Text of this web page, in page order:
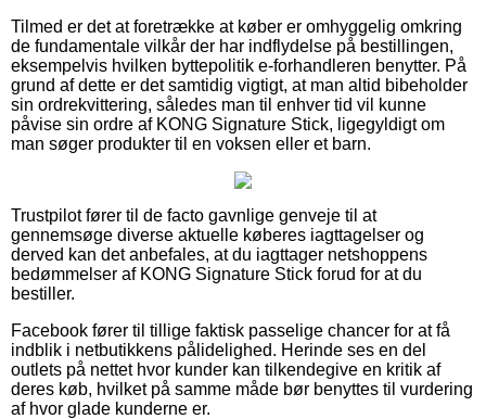
Tilmed er det at foretrække at køber er omhyggelig omkring
de fundamentale vilkår der har indflydelse på bestillingen,
eksempelvis hvilken byttepolitik e-forhandleren benytter. På
grund af dette er det samtidig vigtigt, at man altid bibeholder
sin ordrekvittering, således man til enhver tid vil kunne
påvise sin ordre af KONG Signature Stick, ligegyldigt om
man søger produkter til en voksen eller et barn.
Trustpilot fører til de facto gavnlige genveje til at
gennemsøge diverse aktuelle køberes iagttagelser og
derved kan det anbefales, at du iagttager netshoppens
bedømmelser af KONG Signature Stick forud for at du
bestiller.
Facebook fører til tillige faktisk passelige chancer for at få
indblik i netbutikkens pålidelighed. Herinde ses en del
outlets på nettet hvor kunder kan tilkendegive en kritik af
deres køb, hvilket på samme måde bør benyttes til vurdering
af hvor glade kunderne er.